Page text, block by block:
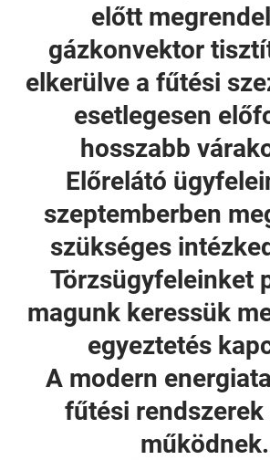
előtt
gázkonvektor
elkerülve a fűtési
esetlegesen
hosszabb
Előrelátó
szeptemberben
szükséges
Törzsügyfeleinket
magunk keressük
egyeztetés
A modern
fűtési rendszerek
működnek.